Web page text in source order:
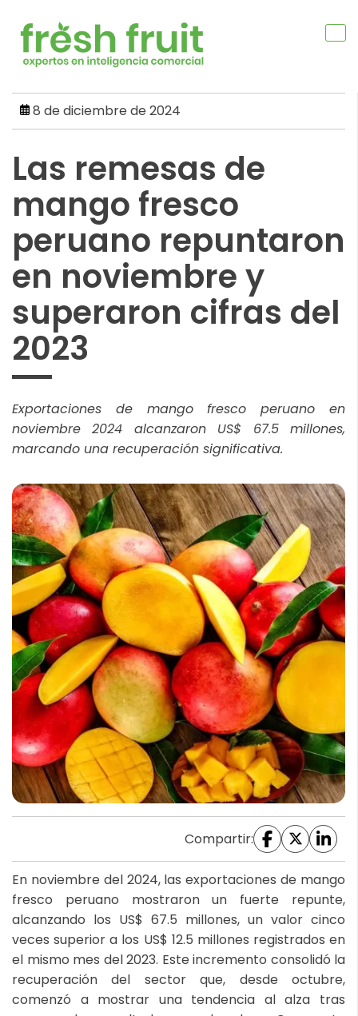
content
8 de diciembre de 2024
Las remesas de
mango fresco
peruano repuntaron
en noviembre y
superaron cifras del
2023
Exportaciones de mango fresco peruano en
noviembre 2024 alcanzaron US$ 67.5 millones,
marcando una recuperación significativa.
Compartir:
En noviembre del 2024, las exportaciones de mango
fresco peruano mostraron un fuerte repunte,
alcanzando los US$ 67.5 millones, un valor cinco
veces superior a los US$ 12.5 millones registrados en
el mismo mes del 2023. Este incremento consolidó la
recuperación del sector que, desde octubre,
comenzó a mostrar una tendencia al alza tras